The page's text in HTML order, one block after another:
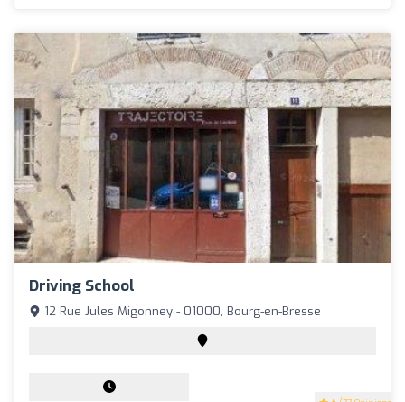
Driving School
12 Rue Jules Migonney - 01000, Bourg-en-Bresse